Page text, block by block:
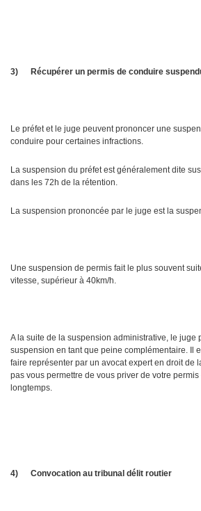
3) Récupérer un permis de conduire
Le préfet et le juge peuvent prononcer une
conduire pour certaines infractions.
La suspension du préfet est généralement dite
dans les 72h de la rétention.
La suspension prononcée par le juge est la
Une suspension de permis fait le plus souvent
vitesse, supérieur à 40km/h.
A la suite de la suspension administrative, le juge
suspension en tant que peine complémentaire. Il
faire représenter par un avocat expert en droit de
pas vous permettre de vous priver de votre
longtemps.
4) Convocation au tribunal délit routier